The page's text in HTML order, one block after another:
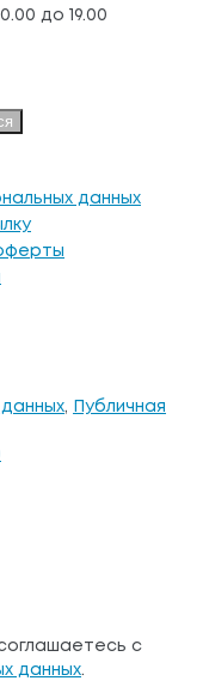
до 19.00
данных
,
Публичная
с
данных.